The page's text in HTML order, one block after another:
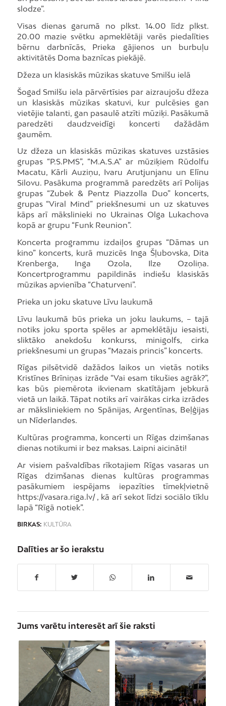
slodze”.
Visas dienas garumā no plkst. 14.00 līdz plkst.
20.00 mazie svētku apmeklētāji varēs piedalīties
bērnu darbnīcās, Prieka gājienos un burbuļu
aktivitātēs Doma baznīcas piekājē.
Džeza un klasiskās mūzikas skatuve Smilšu ielā
Šogad Smilšu iela pārvērtīsies par aizraujošu džeza
un klasiskās mūzikas skatuvi, kur pulcēsies gan
vietējie talanti, gan pasaulē atzīti mūziķi. Pasākumā
paredzēti daudzveidīgi koncerti dažādām
gaumēm.
Uz džeza un klasiskās mūzikas skatuves uzstāsies
grupas “P.S.PMS”, “M.A.S.A” ar mūziķiem Rūdolfu
Macatu, Kārli Auziņu, Ivaru Arutjunjanu un Elīnu
Silovu. Pasākuma programmā paredzēts arī Polijas
grupas “Zubek & Pentz Piazzolla Duo” koncerts,
grupas “Viral Mind” priekšnesumi un uz skatuves
kāps arī mākslinieki no Ukrainas Olga Lukachova
kopā ar grupu “Funk Reunion”.
Koncerta programmu izdaiļos grupas “Dāmas un
kino” koncerts, kurā muzicēs Inga Šļubovska, Dita
Krenberga, Inga Ozola, Ilze Ozoliņa.
Koncertprogrammu papildinās indiešu klasiskās
mūzikas apvienība “Chaturveni”.
Prieka un joku skatuve Līvu laukumā
Līvu laukumā būs prieka un joku laukums, – tajā
notiks joku sporta spēles ar apmeklētāju iesaisti,
sliktāko anekdošu konkurss, minigolfs, cirka
priekšnesumi un grupas “Mazais princis” koncerts.
Rīgas pilsētvidē dažādos laikos un vietās notiks
Kristīnes Brīniņas izrāde “Vai esam tikušies agrāk?”,
kas būs piemērota ikvienam skatītājam jebkurā
vietā un laikā. Tāpat notiks arī vairākas cirka izrādes
ar māksliniekiem no Spānijas, Argentīnas, Beļģijas
un Nīderlandes.
Kultūras programma, koncerti un Rīgas dzimšanas
dienas notikumi ir bez maksas. Laipni aicināti!
Ar visiem pašvaldības rīkotajiem Rīgas vasaras un
Rīgas dzimšanas dienas kultūras programmas
pasākumiem iespējams iepazīties tīmekļvietnē
https://vasara.riga.lv/ , kā arī sekot līdzi sociālo tīklu
lapā “Rīgā notiek”.
BIRKAS: KULTŪRA
Dalīties ar šo ierakstu
Jums varētu interesēt arī šie raksti